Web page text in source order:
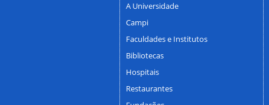
A Universidade
Campi
Faculdades e Institutos
Bibliotecas
Hospitais
Restaurantes